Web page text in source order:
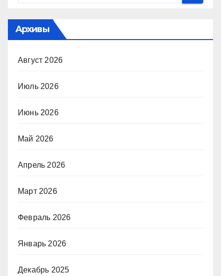
Архивы
Август 2026
Июль 2026
Июнь 2026
Май 2026
Апрель 2026
Март 2026
Февраль 2026
Январь 2026
Декабрь 2025